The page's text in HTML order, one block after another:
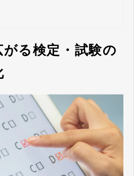
る検定・試験の